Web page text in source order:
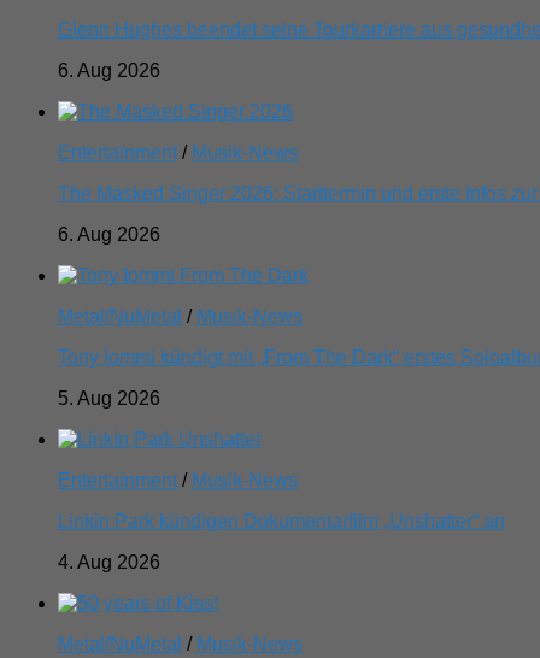
Glenn Hughes beendet seine Tourkarriere aus
6. Aug 2026
Entertainment / Musik-News
The Masked Singer 2026: Starttermin und erste Infos zur
6. Aug 2026
Metal/NuMetal / Musik-News
Tony Iommi kündigt mit „From The Dark“ erstes
5. Aug 2026
Entertainment / Musik-News
Linkin Park kündigen Dokumentarfilm „Unshatter“ an
4. Aug 2026
Metal/NuMetal / Musik-News